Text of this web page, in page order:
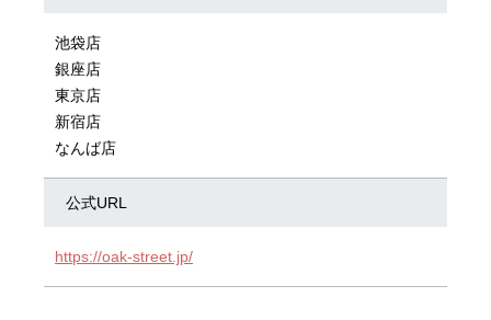
池袋店
銀座店
東京店
新宿店
なんば店
公式URL
https://oak-street.jp/